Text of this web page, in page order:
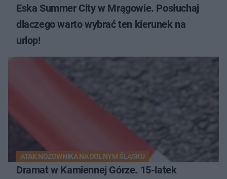
Eska Summer City w Mrągowie. Posłuchaj
dlaczego warto wybrać ten kierunek na
urlop!
ATAK NOŻOWNIKA NA DOLNYM ŚLĄSKU
Dramat w Kamiennej Górze. 15-latek